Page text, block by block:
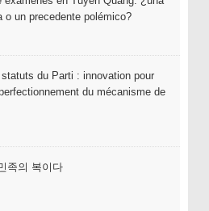
o un precedente polémico?
du Parti : innovation pour
du mécanisme de
족의 복이다